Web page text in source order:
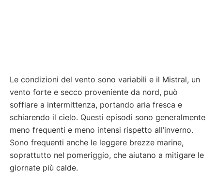
Le condizioni del vento sono variabili e il Mistral, un
vento forte e secco proveniente da nord, può
soffiare a intermittenza, portando aria fresca e
schiarendo il cielo. Questi episodi sono generalmente
meno frequenti e meno intensi rispetto all’inverno.
Sono frequenti anche le leggere brezze marine,
soprattutto nel pomeriggio, che aiutano a mitigare le
giornate più calde.